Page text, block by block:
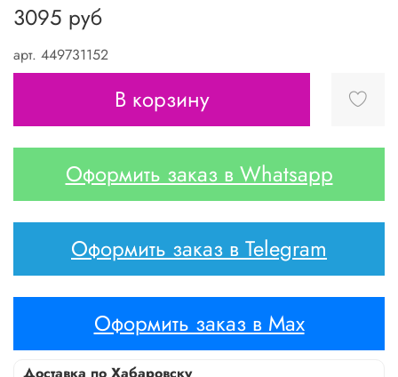
арт. 449731152
3095 руб
В корзину
Оформить заказ в Whatsapp
Оформить заказ в Telegram
Оформить заказ в Max
Доставка по Хабаровску